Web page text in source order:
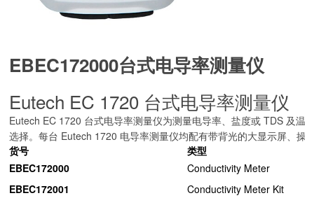
EBEC172000台式电导率测量仪
Eutech EC 1720 台式电导率测量仪
Eutech EC 1720 台式电导率测量仪为测量电导率、盐度或 TDS 及温
选择。每台 Eutech 1720 电导率测量仪均配有带背光的大显示屏、操
货号
类型
EBEC172000
Conductivity Meter
EBEC172001
Conductivity Meter Kit